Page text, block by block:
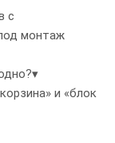
с
монтаж
▾
и «блок